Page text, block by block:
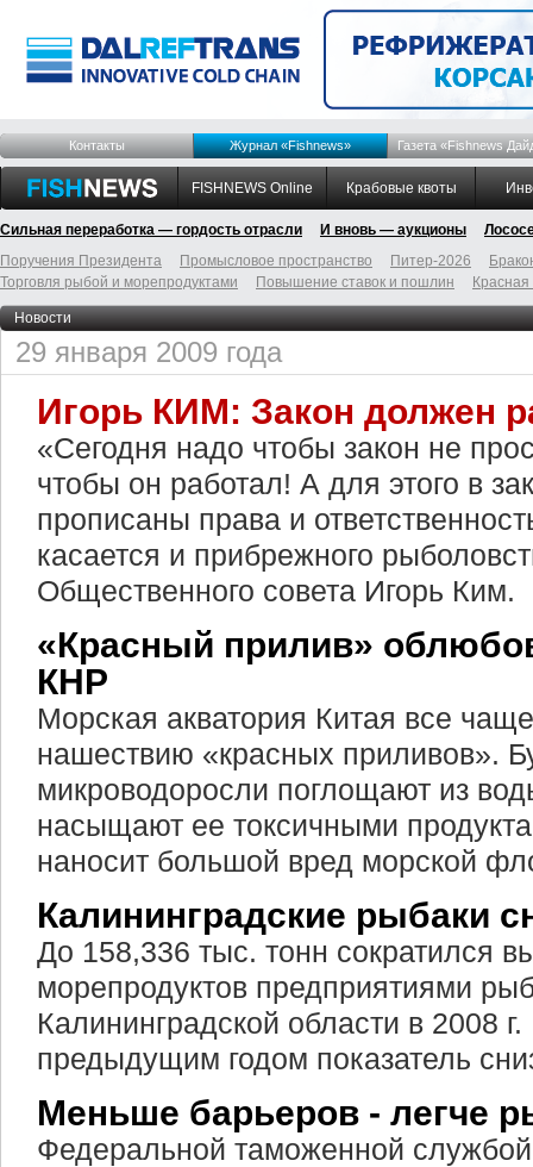
Контакты Журнал «Fishnews» Газета «Fishnews
FISHNEWS Online Крабовые квоты
Сильная переработка — гордость отрасли И вновь — аукционы
Поручения Президента
Промысловое пространство Питер-2026
Торговля рыбой и морепродуктами
Повышение ставок и пошлин
Новости
29 января 2009 года
Игорь КИМ: Закон должен
«Сегодня надо чтобы закон не
чтобы он работал! А для этого в
прописаны права и
касается и прибрежного
Общественного совета Игорь Ким.
«Красный прилив»
КНР
Морская акватория Китая все
нашествию «красных приливов».
микроводоросли поглощают из
насыщают ее токсичными
наносит большой вред морской
Калининградские рыбаки
До 158,336 тыс. тонн сократился
морепродуктов предприятиями
Калининградской области в 2008
предыдущим годом показатель
Меньше барьеров - легче
Федеральной таможенной